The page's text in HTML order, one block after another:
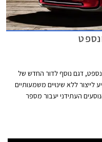
דגם נוסף לדור החדש של
לייצור ללא שינויים משמעותיים
העתידני יעבור מספר